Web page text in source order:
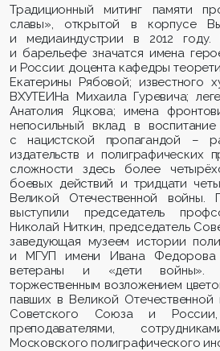
Традиционный митинг памяти
славы», открытой в корпусе
и медиаиндустрии в 2012 году.
и барельефе значатся имена
и России: доцента кафедры
Екатерины Рябовой; известного
ВХУТЕИНа Михаила Гуревича;
Анатолия Яцкова; имена
непосильный вклад в
с нацистской пропагандой –
издательств и полиграфических
сложности здесь более
боевых действий и тридцати
Великой Отечественной войны.
выступили председатель
Николай Ниткин, председатель
заведующая музеем истории
и МГУП имени Ивана Федорова
ветераны и «дети войны».
торжественным возложением
павших в Великой Отечественной
Советского Союза и России,
преподавателями,
Московского полиграфического